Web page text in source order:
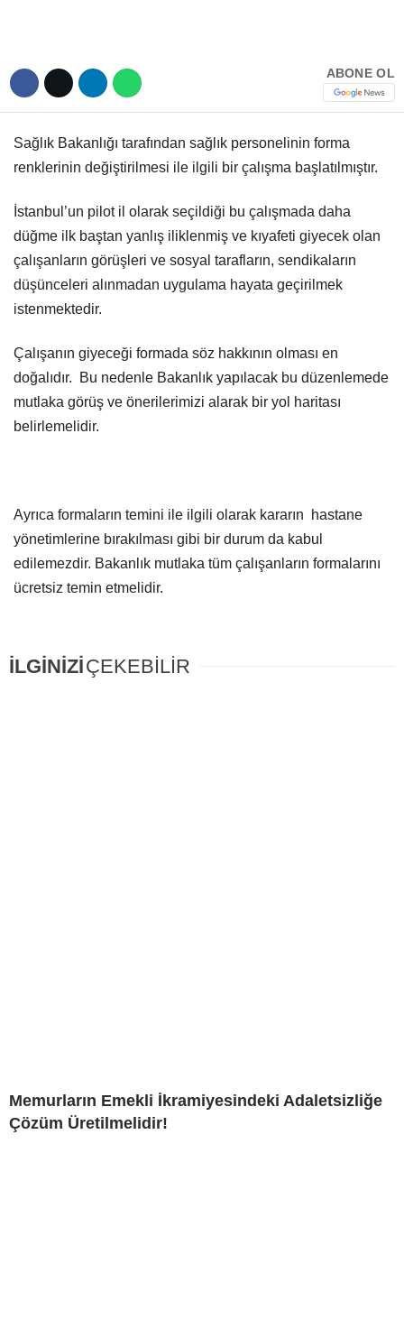
ABONE OL
Sağlık Bakanlığı tarafından sağlık personelinin forma
renklerinin değiştirilmesi ile ilgili bir çalışma başlatılmıştır.
İstanbul’un pilot il olarak seçildiği bu çalışmada daha
düğme ilk baştan yanlış iliklenmiş ve kıyafeti giyecek olan
çalışanların görüşleri ve sosyal tarafların, sendikaların
düşünceleri alınmadan uygulama hayata geçirilmek
istenmektedir.
Çalışanın giyeceği formada söz hakkının olması en
doğalıdır. Bu nedenle Bakanlık yapılacak bu düzenlemede
mutlaka görüş ve önerilerimizi alarak bir yol haritası
belirlemelidir.
Ayrıca formaların temini ile ilgili olarak kararın hastane
yönetimlerine bırakılması gibi bir durum da kabul
edilemezdir. Bakanlık mutlaka tüm çalışanların formalarını
ücretsiz temin etmelidir.
İLGİNİZİÇEKEBİLİR
Memurların Emekli İkramiyesindeki Adaletsizliğe
Çözüm Üretilmelidir!